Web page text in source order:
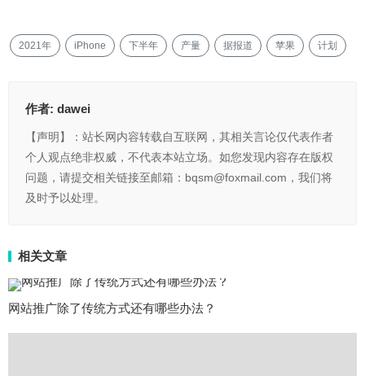
2021年 iPhone 下半年 产量 据报道 苹果 计划
作者: dawei
【声明】：站长网内容转载自互联网，其相关言论仅代表作者
个人观点绝非权威，不代表本站立场。如您发现内容存在版权
问题，请提交相关链接至邮箱：bqsm@foxmail.com，我们将
及时予以处理。
相关文章
网站推广除了传统方式还有哪些办法？